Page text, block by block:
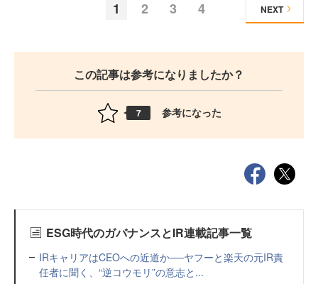
1 2 3 4 NEXT
この記事は参考になりましたか？
7 参考になった
ESG時代のガバナンスとIR連載記事一覧
IRキャリアはCEOへの近道か──ヤフーと楽天の元IR責
任者に聞く、“逆コウモリ”の意志と...